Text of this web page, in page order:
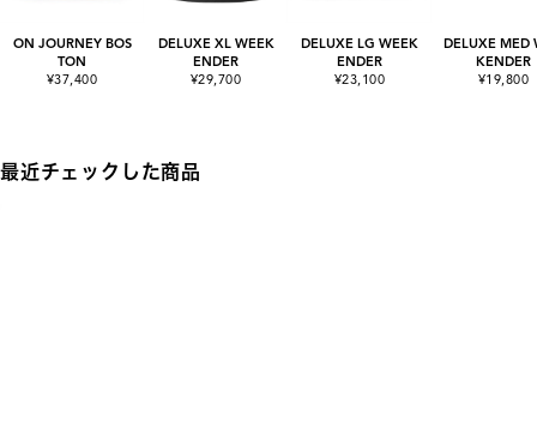
ON JOURNEY BOS
TON
¥37,400
DELUXE XL WEEK
ENDER
¥29,700
DELUXE LG WEEK
ENDER
¥23,100
DELUXE MED
KENDER
¥19,800
最近チェックした商品